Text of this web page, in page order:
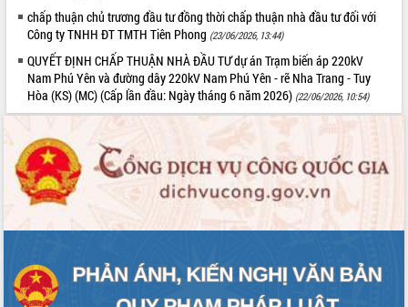
Đắk Lắk ký kết thỏa thuận hợp tác về
chuyển đổi số giai đoạn 2026 – 2030
với Tập đoàn Bưu chính Viễn thông
Việt Nam
Thứ trưởng Bộ Y tế làm việc với tỉnh
Đắk Lắk về phát triển nhân lực y tế
cho trạm y tế cấp xã
Du lịch Đắk Lắk nâng tầm trải nghiệm
du khách thông qua Hệ thống cơ sở dữ
liệu và Bản đồ số
Tập huấn ứng dụng trí tuệ nhân tạo (AI)
Đoàn đại biểu Quốc hội tỉnh Đắk Lắk
trao đổi thông tin trước Kỳ họp thứ
nhất, Quốc hội khóa XVI
chấp thuận chủ trương đầu tư đồng thời chấp thuận nhà đầu tư đối với
Công ty TNHH ĐT TMTH Tiên Phong (23/06/2026, 13:44)
QUYẾT ĐỊNH CHẤP THUẬN NHÀ ĐẦU TƯ dự án Trạm biến áp 220kV
Nam Phú Yên và đường dây 220kV Nam Phú Yên - rẽ Nha Trang - Tuy
Hòa (KS) (MC) (Cấp lần đầu: Ngày tháng 6 năm 2026) (22/06/2026, 10:54)